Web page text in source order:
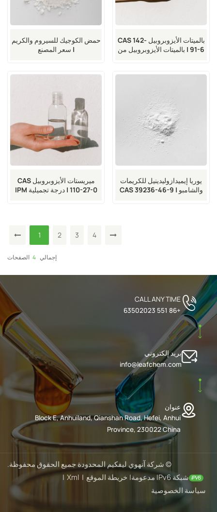
حمض الكوجيك للسيروم والكريم
| سعر المصنع
بالميتات الأيزوبروبيل CAS 142-
91-6 | بالميتات الأيزوبروبيل من
ميريستات الأيزوبروبيل CAS
110-27-0 | درجة تجميلية IPM
يوريا إيميدازوليدينيل للكريمات
والشامبو | CAS 39236-46-9
1 2 3 4
إجمالي 4 الصفحات
CALL ANY TIME
+86 551 63502023
بريد إلكتروني
info@leafchem.com
عنوان
Block E, Anhuiland, Qianshan Road, Hefei, Anhui
Province, 230022 China
© شركة آنهوي ليفكيم المحدودة جميع الحقوق محفوظة.
شبكة IPv6 مدعومة
| خريطة الموقع |
Xml
|
سياسة الخصوصية